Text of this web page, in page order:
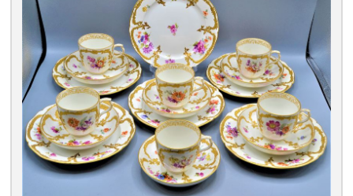
ÜBER UNS
KONTAKT
NEWSLETTER